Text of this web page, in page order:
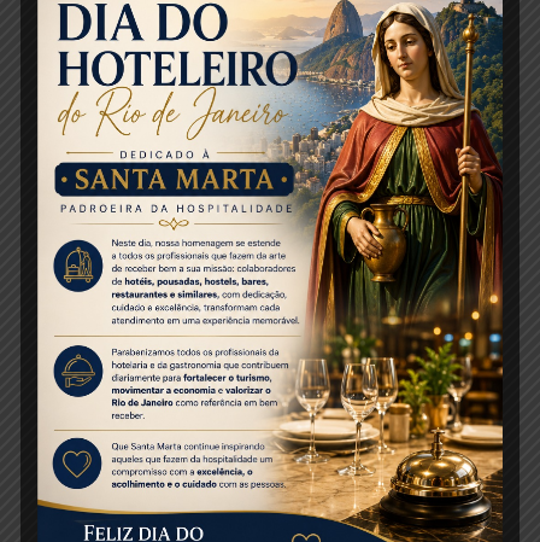
destino das doações e uma coluna com perguntas e
respostas para auxiliá-los no esclarecimento de
dúvidas no contato com os hóspedes.
Neste ano, a campanha visa estimular cada hóspede a
fazer doação de R$ 1,00 ou arredondar sua conta no
momento do check out. “Há outras possibilidades
como consumir produtos no frigobar que tenham o
selo “Criança Aqui é Legal!” e para turistas
internacionais, pagar a conta em moeda estrangeira
com cartão de crédito já que uma porcentagem é
doada à Organização”, revela Eva.
O recurso recebido com as doações será
integralmente repassado à Childhood Brasil. No total,
em 2015, foram doados mais de R$ 550 mil, com
repasse, desde o início da parceria, de mais de R$ 5,5
milhões.